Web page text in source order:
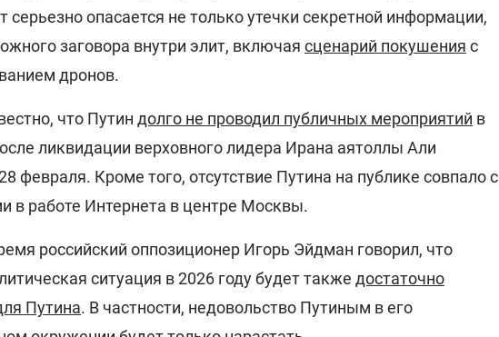
серьезно опасается не только утечки секретной информации,
заговора внутри элит, включая сценарий покушения с
дронов.
что Путин долго не проводил публичных мероприятий в
ликвидации верховного лидера Ирана аятоллы Али
февраля. Кроме того, отсутствие Путина на публике совпало с
в работе Интернета в центре Москвы.
российский оппозиционер Игорь Эйдман говорил, что
ситуация в 2026 году будет также достаточно
Путина. В частности, недовольство Путиным в его